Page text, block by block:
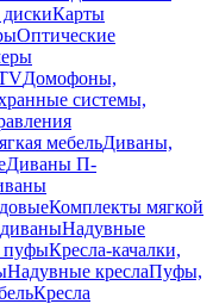
Карты
Оптические
Домофоны,
системы,
мебельДиваны,
Диваны П-
Комплекты мягкой
Надувные
пуфыКресла-качалки,
Надувные креслаПуфы,
Кресла